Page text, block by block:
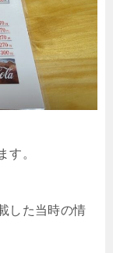
す。
した当時の情